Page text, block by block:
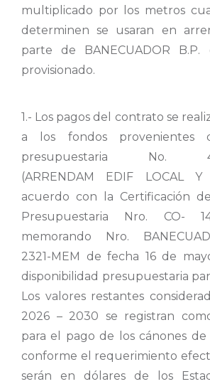
multiplicado por los metros
determinen se usaran en
parte de BANECUADOR
provisionado.
1.- Los pagos del contrato se
a los fondos provenientes
presupuestaria No.
(ARRENDAM EDIF LOCAL
acuerdo con la Certificación
Presupuestaria Nro. CO-
memorando Nro.
2321-MEM de fecha 16 de
disponibilidad presupuestaria
Los valores restantes
2026 – 2030 se registran
para el pago de los cánones
conforme el requerimiento
serán en dólares de los